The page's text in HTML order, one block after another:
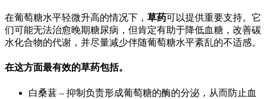
在葡萄糖水平轻微升高的情况下， 草药可以提供重要支持。它
们可能无法治愈晚期糖尿病，但肯定有助于降低血糖，改善碳
水化合物的代谢，并尽量减少伴随葡萄糖水平紊乱的不适感。
在这方面最有效的草药包括。
白桑葚 – 抑制负责形成葡萄糖的酶的分泌，从而防止血